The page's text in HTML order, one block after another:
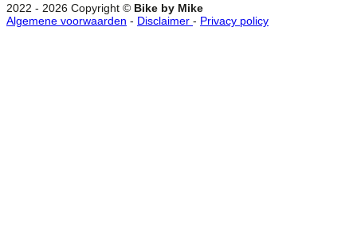
2022 - 2026 Copyright © Bike by Mike
Algemene voorwaarden - Disclaimer - Privacy policy